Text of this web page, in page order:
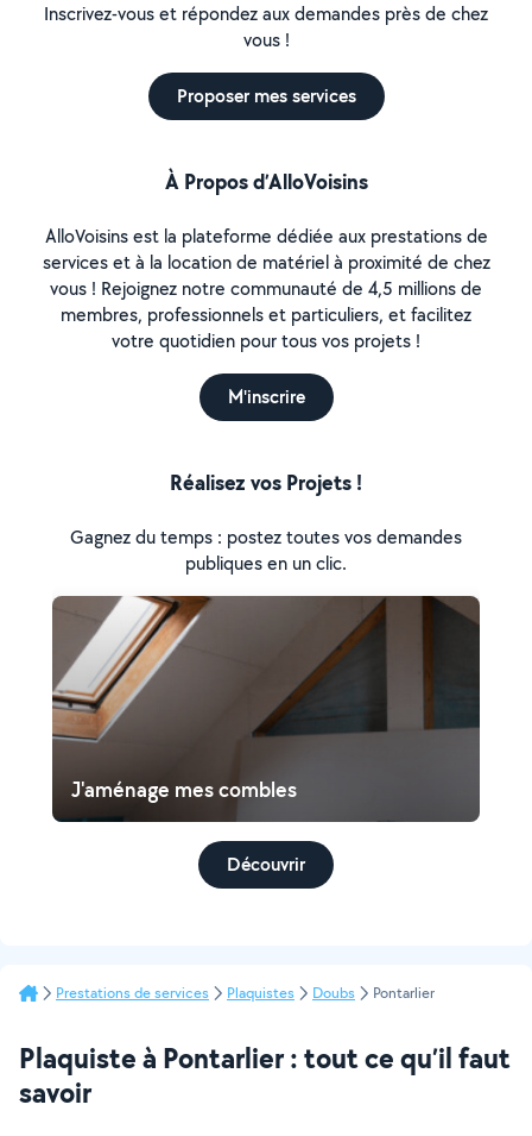
Inscrivez-vous et répondez aux demandes près de chez
vous !
Proposer mes services
À Propos d’AlloVoisins
AlloVoisins est la plateforme dédiée aux prestations de
services et à la location de matériel à proximité de chez
vous ! Rejoignez notre communauté de 4,5 millions de
membres, professionnels et particuliers, et facilitez
votre quotidien pour tous vos projets !
M'inscrire
Réalisez vos Projets !
Gagnez du temps : postez toutes vos demandes
publiques en un clic.
J'aménage mes combles
Découvrir
Prestations de services Plaquistes Doubs Pontarlier
Plaquiste à Pontarlier : tout ce qu’il faut
savoir